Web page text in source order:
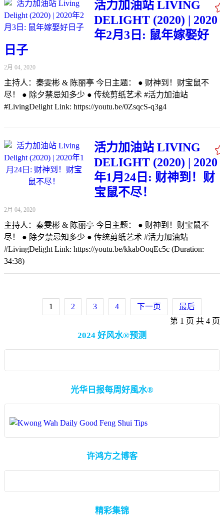
活力加油站 LIVING
DELIGHT (2020) | 2020
年2月3日: 鼠年嫁娶好
日子
2月 04, 2020
主持人：秦雯彬 & 陈丽亭 今日主题： ● 财神到！财宝鼠不
尽！ ● 除夕禁忌知多少 ● 传统剪纸艺术 #活力加油站
#LivingDelight Link: https://youtu.be/0ZsqcS-q3g4
活力加油站 LIVING
DELIGHT (2020) | 2020
年1月24日: 财神到！财
宝鼠不尽！
2月 04, 2020
主持人：秦雯彬 & 陈丽亭 今日主题： ● 财神到！财宝鼠不
尽！ ● 除夕禁忌知多少 ● 传统剪纸艺术 #活力加油站
#LivingDelight Link: https://youtu.be/kkabOoqEc5c (Duration:
34:38)
1 2 3 4 下一页
最后
第 1 页 共 4 页
2024 好风水®预测
光华日报每周好風水®
许鸿方之博客
精彩集锦